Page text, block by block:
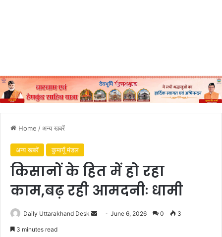
Home /अन्य खबरें
अन्य खबरें कुमायूँ मंडल
किसानों के हित में हो रहा
काम,बढ़ रही आमदनीः धामी
Daily Uttarakhand Desk June 6, 2026 0 3
3 minutes read